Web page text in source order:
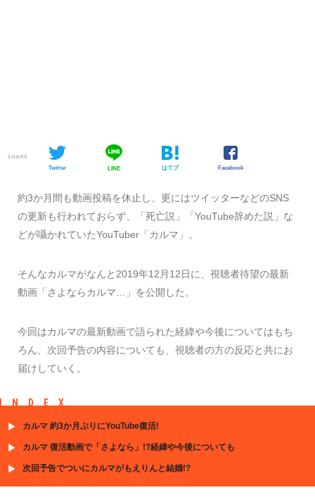
SHARE
Twitter LINE はてブ Facebook
約3か月間も動画投稿を休止し、更にはツイッターなどのSNS
の更新も行われておらず、「死亡説」「YouTube辞めた説」な
どが囁かれていたYouTuber「カルマ」。
そんなカルマがなんと2019年12月12日に、視聴者待望の最新
動画「さよならカルマ…」を公開した。
今回はカルマの最新動画で語られた経緯や今後についてはもち
ろん、次回予告の内容についても、視聴者の方の反応と共にお
届けしていく。
INDEX
カルマ 約3か月ぶりにYouTube復活!
カルマ 復活動画で「さよなら」!?経緯や今後についても
次回予告でついにカルマがもえりんと結婚!?